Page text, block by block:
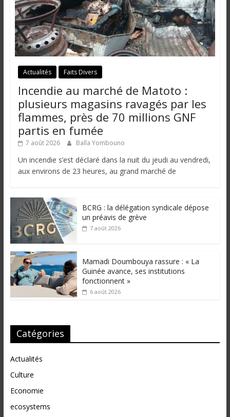
Actualités Faits Divers
Incendie au marché de Matoto :
plusieurs magasins ravagés par les
flammes, près de 70 millions GNF
partis en fumée
7 août 2026 Balla Yombouno
Un incendie s’est déclaré dans la nuit du jeudi au vendredi,
aux environs de 23 heures, au grand marché de
BCRG : la délégation syndicale dépose
un préavis de grève
7 août 2026
Mamadi Doumbouya rassure : « La
Guinée avance, ses institutions
fonctionnent »
6 août 2026
Catégories
Actualités
Culture
Economie
ecosystems